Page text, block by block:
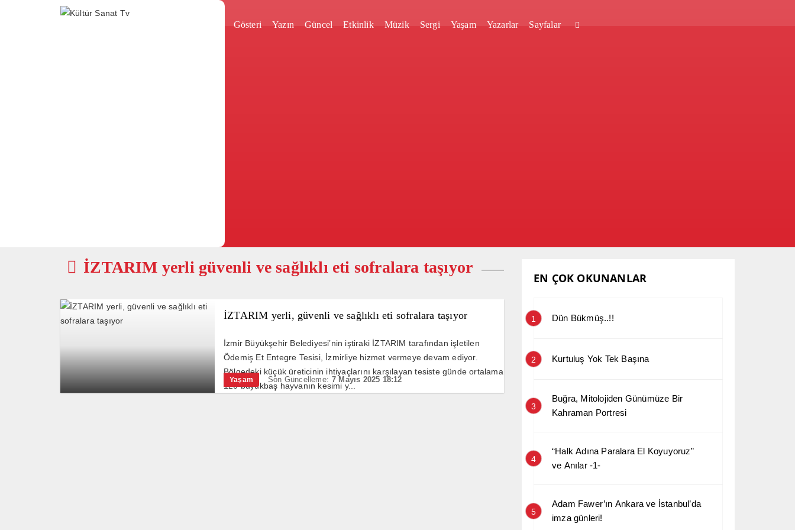
Gösteri Yazın Güncel Etkinlik Müzik Sergi Yaşam Yazarlar Sayfalar
İZTARIM yerli güvenli ve sağlıklı eti sofralara taşıyor
İZTARIM yerli, güvenli ve sağlıklı eti sofralara taşıyor
İzmir Büyükşehir Belediyesi’nin iştiraki İZTARIM tarafından işletilen
Ödemiş Et Entegre Tesisi, İzmirliye hizmet vermeye devam ediyor.
Bölgedeki küçük üreticinin ihtiyaçlarını karşılayan tesiste günde ortalama
120 büyükbaş hayvanın kesimi y...
Yaşam Son Güncelleme: 7 Mayıs 2025 18:12
EN ÇOK OKUNANLAR
1 Dün Bükmüş..!!
2 Kurtuluş Yok Tek Başına
3
Buğra, Mitolojiden Günümüze Bir
Kahraman Portresi
4
“Halk Adına Paralara El Koyuyoruz”
ve Anılar -1-
5
Adam Fawer’ın Ankara ve İstanbul’da
imza günleri!